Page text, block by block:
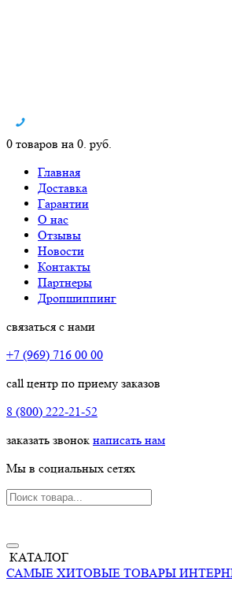
0 товаров на 0. руб.
Главная
Доставка
Гарантии
О нас
Отзывы
Новости
Контакты
Партнеры
Дропшиппинг
связаться с нами
+7 (969) 716 00 00
call центр по приему заказов
8 (800) 222-21-52
заказать звонок написать нам
Мы в социальных сетях
КАТАЛОГ
САМЫЕ ХИТОВЫЕ ТОВАРЫ